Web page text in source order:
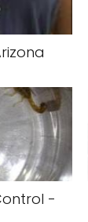
-